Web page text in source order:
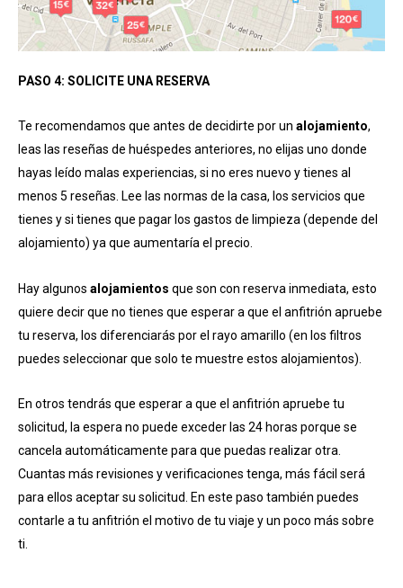
PASO 4: SOLICITE UNA RESERVA
Te recomendamos que antes de decidirte por un alojamiento,
leas las reseñas de huéspedes anteriores, no elijas uno donde
hayas leído malas experiencias, si no eres nuevo y tienes al
menos 5 reseñas. Lee las normas de la casa, los servicios que
tienes y si tienes que pagar los gastos de limpieza (depende del
alojamiento) ya que aumentaría el precio.
Hay algunos alojamientos que son con reserva inmediata, esto
quiere decir que no tienes que esperar a que el anfitrión apruebe
tu reserva, los diferenciarás por el rayo amarillo (en los filtros
puedes seleccionar que solo te muestre estos alojamientos).
En otros tendrás que esperar a que el anfitrión apruebe tu
solicitud, la espera no puede exceder las 24 horas porque se
cancela automáticamente para que puedas realizar otra.
Cuantas más revisiones y verificaciones tenga, más fácil será
para ellos aceptar su solicitud. En este paso también puedes
contarle a tu anfitrión el motivo de tu viaje y un poco más sobre
ti.